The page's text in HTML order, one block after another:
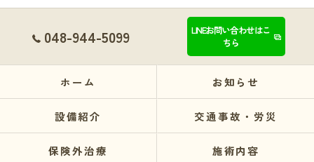
048-944-5099
LINEお問い合わせはこ
ちら
ホーム お知らせ
設備紹介 交通事故・労災
保険外治療 施術内容